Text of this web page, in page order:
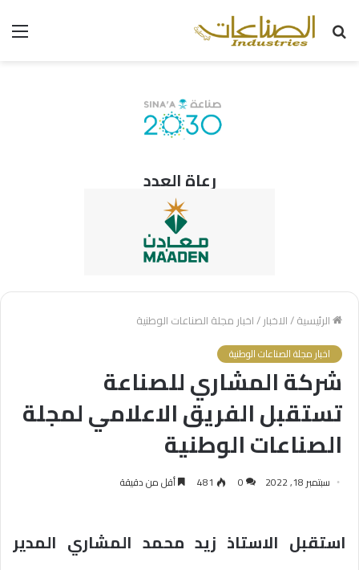
رعاة العدد
الرئيسية/الاخبار/اخبار مجلة الصناعات الوطنية
اخبار مجلة الصناعات الوطنية
شركة المشاري للصناعة
تستقبل الفريق الاعلامي لمجلة
الصناعات الوطنية
سبتمبر 18, 2022 0
481 أقل من دقيقة
استقبل الاستاذ زيد محمد المشاري المدير